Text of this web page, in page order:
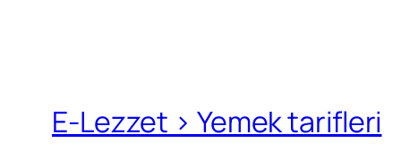
E-Lezzet › Yemek tarifleri